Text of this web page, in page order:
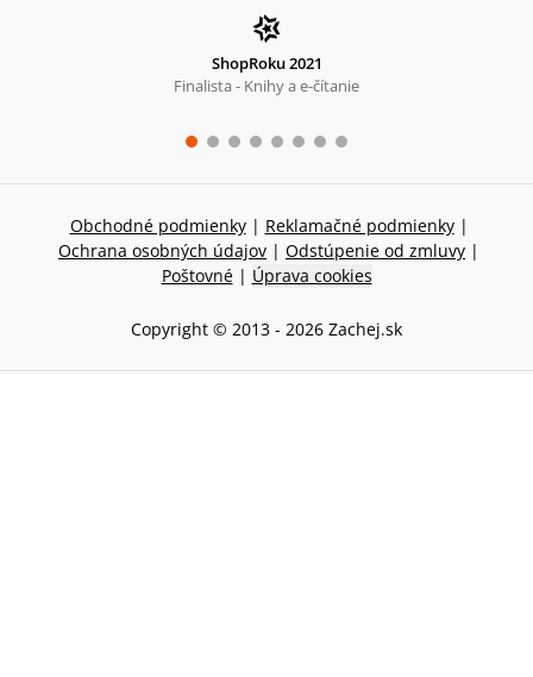
ShopRoku 2021
Finalista - Knihy a e-čítanie
Obchodné podmienky | Reklamačné podmienky |
Ochrana osobných údajov | Odstúpenie od zmluvy |
Poštovné | Úprava cookies
Copyright © 2013 - 2026 Zachej.sk